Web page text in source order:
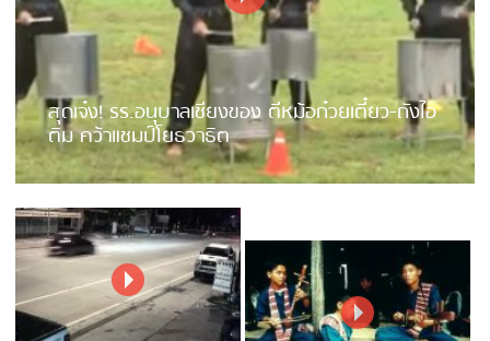
สุดเจ๋ง! รร.อนุบาลเชียงของ ตีหม้อก๋วยเตี๋ยว-ถังไอ
ติม คว้าแชมป์โยธวาธิต